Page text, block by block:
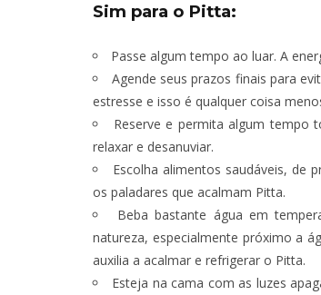
Sim para o Pitta:
Passe algum tempo ao luar. A
Agende seus prazos finais para
estresse e isso é qualquer coisa
Reserve e permita algum tempo
relaxar e desanuviar.
Escolha alimentos saudáveis, de
os paladares que acalmam Pitta.
Beba bastante água em
natureza, especialmente próximo a
auxilia a acalmar e refrigerar o Pitta.
Esteja na cama com as luzes